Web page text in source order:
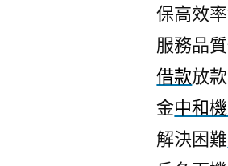
保高效
服務品
借款放
金中和
解決困難